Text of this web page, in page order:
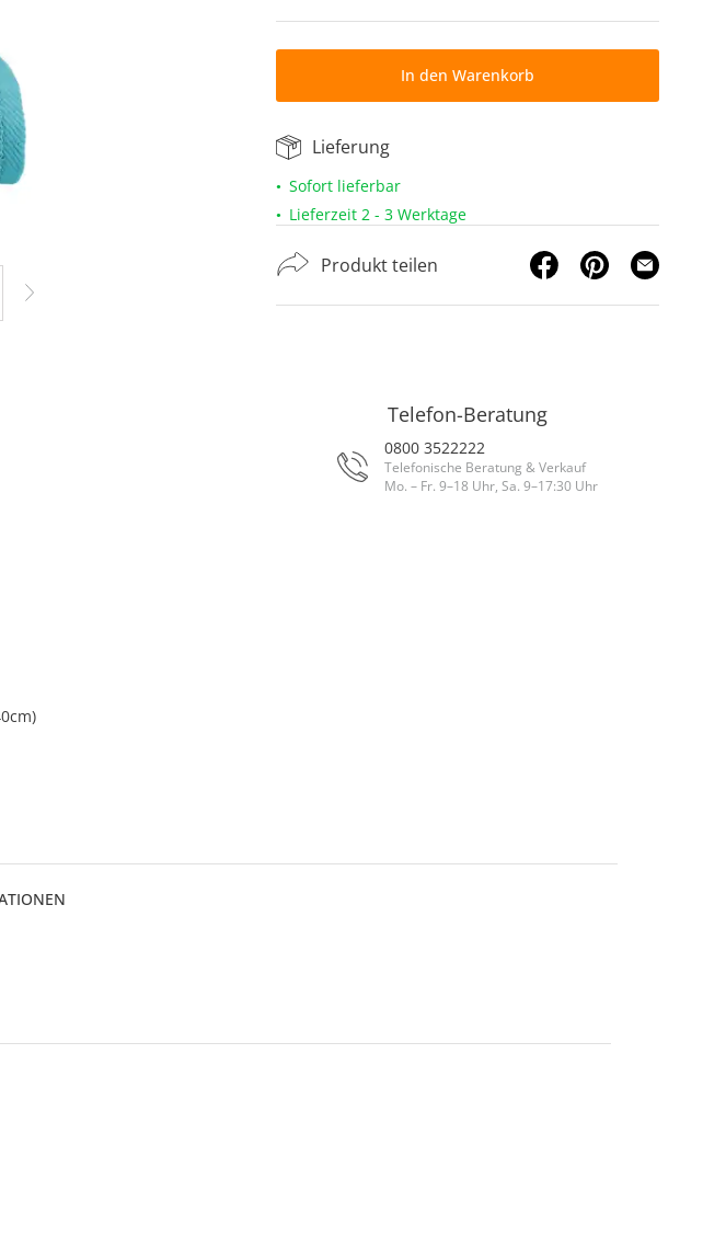
In den Warenkorb
Lieferung
Sofort lieferbar
Lieferzeit 2 - 3 Werktage
Produkt teilen
Telefon-Beratung
0800 3522222
Telefonische Beratung & Verkauf
Mo. – Fr. 9–18 Uhr, Sa. 9–17:30 Uhr